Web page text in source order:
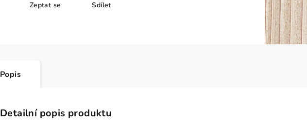
Zeptat se Sdílet
Popis
Detailní popis produktu